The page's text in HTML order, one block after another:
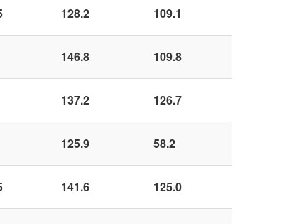
128.2 109.1
146.8 109.8
137.2 126.7
125.9 58.2
141.6 125.0